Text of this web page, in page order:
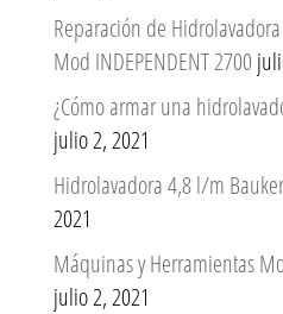
Reparación de
Mod INDEPENDENT 2700
¿Cómo armar una
julio 2, 2021
Hidrolavadora 4,8 l/m
2021
Máquinas y Herramientas
julio 2, 2021